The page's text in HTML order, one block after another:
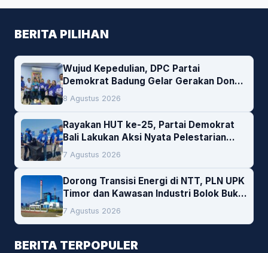
BERITA PILIHAN
Wujud Kepedulian, DPC Partai
Demokrat Badung Gelar Gerakan Donor
Darah
8 Agustus 2026
Rayakan HUT ke-25, Partai Demokrat
Bali Lakukan Aksi Nyata Pelestarian
Lingkungan
7 Agustus 2026
Dorong Transisi Energi di NTT, PLN UPK
Timor dan Kawasan Industri Bolok Buka
Peluang Investasi Woodchip untuk
Cofiring PLTU Bolok
7 Agustus 2026
BERITA TERPOPULER